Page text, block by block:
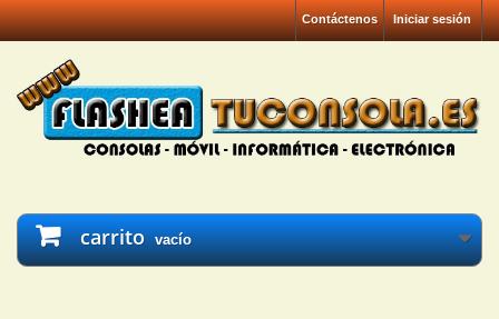
Iniciar sesión
Contáctenos
carrito vacío